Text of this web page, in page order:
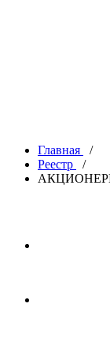
Главная
/
Реестр
/